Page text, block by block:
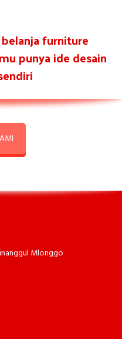
furniture
punya ide desain
Mlonggo